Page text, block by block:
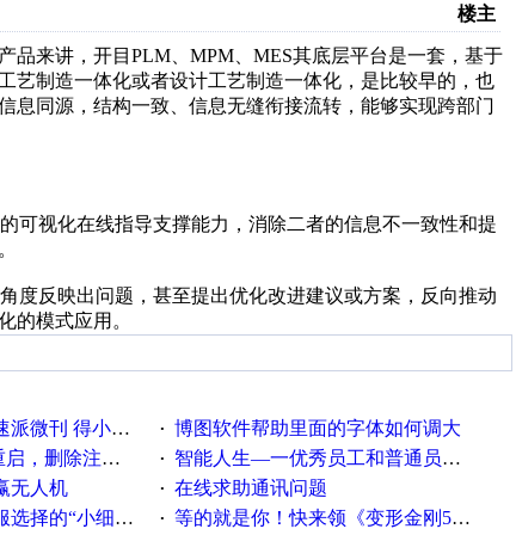
楼主
品来讲，开目PLM、MPM、MES其底层平台是一套，基于
艺制造一体化或者设计工艺制造一体化，是比较早的，也
息同源，结构一致、信息无缝衔接流转，能够实现跨部门
可视化在线指导支撑能力，消除二者的信息不一致性和提
度反映出问题，甚至提出优化改进建议或方案，反向推动
的模式应用。
小米手环 中奖通知 · 博图软件帮助里面的字体如何调大
册表信息没有用 · 智能人生—一优秀员工和普通员工差别，精辟到位！
无人机 · 在线求助通讯问题
节大学问”奖励公告 · 等的就是你！快来领《变形金刚5》观影券